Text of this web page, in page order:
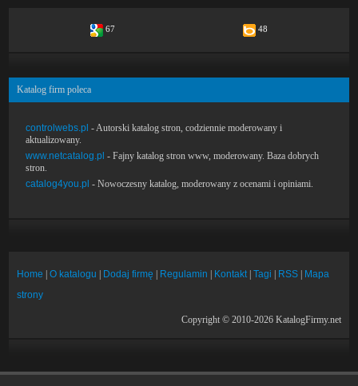
67 48
Katalog firm poleca
controlwebs.pl - Autorski katalog stron, codziennie moderowany i
aktualizowany.
www.netcatalog.pl - Fajny katalog stron www, moderowany. Baza dobrych
stron.
catalog4you.pl - Nowoczesny katalog, moderowany z ocenami i opiniami.
Home |O katalogu Dodaj firmę Regulamin Kontakt|Tagi RSS
Mapa
strony
Copyright © 2010-2026 KatalogFirmy.net